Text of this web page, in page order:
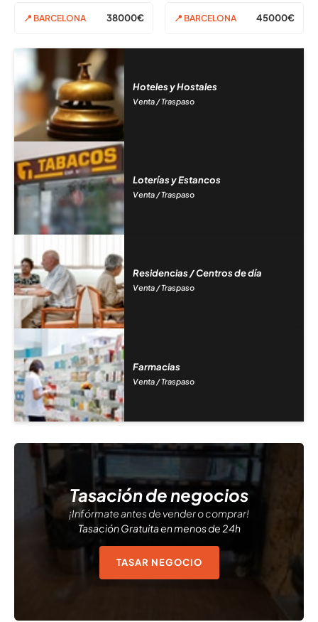
📍 BARCELONA 38000€ 📍 BARCELONA 45000€
Hoteles y Hostales
Venta / Traspaso
Loterías y Estancos
Venta / Traspaso
Residencias / Centros de día
Venta / Traspaso
Farmacias
Venta / Traspaso
Tasación de negocios
¡Infórmate antes de vender o comprar!
Tasación Gratuita en menos de 24h
TASAR NEGOCIO